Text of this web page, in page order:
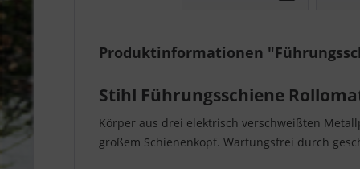
Produktinformationen
Stihl Führungsschiene
Körper aus drei elektrisch verschweißten
großem Schienenkopf. Wartungsfrei durch